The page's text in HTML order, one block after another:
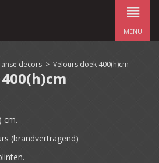
MENU
decors > Velours doek 400(h)cm
cm.
(brandvertragend)